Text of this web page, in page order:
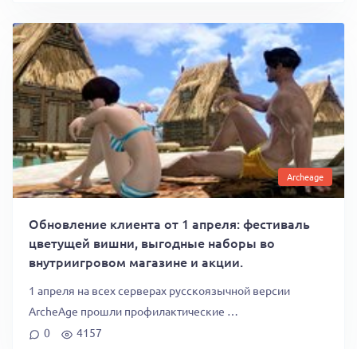
Archeage
Обновление клиента от 1 апреля: фестиваль
цветущей вишни, выгодные наборы во
внутриигровом магазине и акции.
1 апреля на всех серверах русскоязычной версии
ArcheAge прошли профилактические …
0
4157